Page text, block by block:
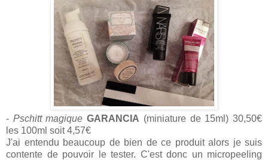
- Pschitt magique GARANCIA (miniature de 15ml) 30,50€
les 100ml soit 4,57€
J'ai entendu beaucoup de bien de ce produit alors je suis
contente de pouvoir le tester. C'est donc un micropeeling